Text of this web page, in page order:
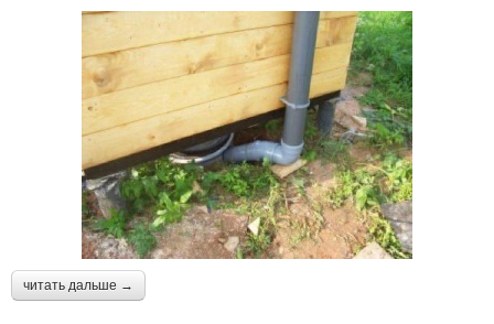
читать дальше →